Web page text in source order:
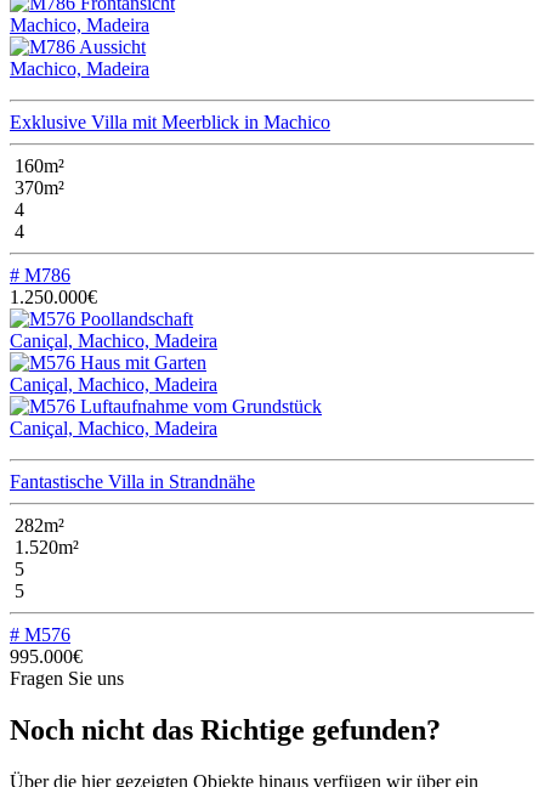
Machico, Madeira
Machico, Madeira
Exklusive Villa mit Meerblick in Machico
160m²
370m²
4
4
# M786
1.250.000€
Caniçal, Machico, Madeira
Caniçal, Machico, Madeira
Caniçal, Machico, Madeira
Fantastische Villa in Strandnähe
282m²
1.520m²
5
5
# M576
995.000€
Fragen Sie uns
Noch nicht das Richtige gefunden?
Über die hier gezeigten Objekte hinaus verfügen wir über ein